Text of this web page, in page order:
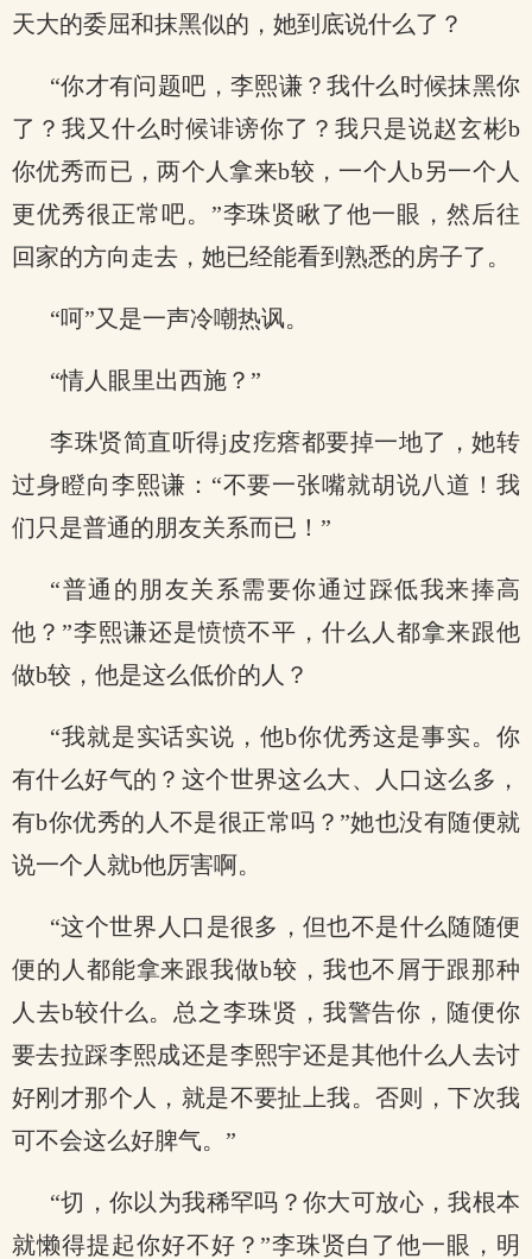
天大的委屈和抹黑似的，她到底说什么了？
“你才有问题吧，李熙谦？我什么时候抹黑你
了？我又什么时候诽谤你了？我只是说赵玄彬b
你优秀而已，两个人拿来b较，一个人b另一个人
更优秀很正常吧。”李珠贤瞅了他一眼，然后往
回家的方向走去，她已经能看到熟悉的房子了。
“呵”又是一声冷嘲热讽。
“情人眼里出西施？”
李珠贤简直听得j皮疙瘩都要掉一地了，她转
过身瞪向李熙谦：“不要一张嘴就胡说八道！我
们只是普通的朋友关系而已！”
“普通的朋友关系需要你通过踩低我来捧高
他？”李熙谦还是愤愤不平，什么人都拿来跟他
做b较，他是这么低价的人？
“我就是实话实说，他b你优秀这是事实。你
有什么好气的？这个世界这么大、人口这么多，
有b你优秀的人不是很正常吗？”她也没有随便就
说一个人就b他厉害啊。
“这个世界人口是很多，但也不是什么随随便
便的人都能拿来跟我做b较，我也不屑于跟那种
人去b较什么。总之李珠贤，我警告你，随便你
要去拉踩李熙成还是李熙宇还是其他什么人去讨
好刚才那个人，就是不要扯上我。否则，下次我
可不会这么好脾气。”
“切，你以为我稀罕吗？你大可放心，我根本
就懒得提起你好不好？”李珠贤白了他一眼，明